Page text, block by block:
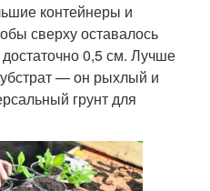
контейнеры и
сверху оставалось
0,5 см. Лучше
— он рыхлый и
грунт для